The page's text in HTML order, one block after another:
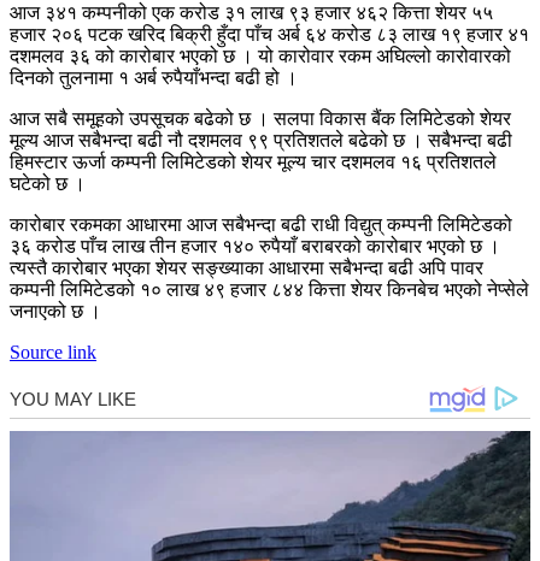
आज ३४१ कम्पनीको एक करोड ३१ लाख ९३ हजार ४६२ कित्ता शेयर ५५
हजार २०६ पटक खरिद बिक्री हुँदा पाँच अर्ब ६४ करोड ८३ लाख १९ हजार ४१
दशमलव ३६ को कारोबार भएको छ । यो कारोवार रकम अघिल्लो कारोवारको
दिनको तुलनामा १ अर्ब रुपैयाँभन्दा बढी हो ।
आज सबै समूहको उपसूचक बढेको छ । सलपा विकास बैंक लिमिटेडको शेयर
मूल्य आज सबैभन्दा बढी नौ दशमलव ९९ प्रतिशतले बढेको छ । सबैभन्दा बढी
हिमस्टार ऊर्जा कम्पनी लिमिटेडको शेयर मूल्य चार दशमलव १६ प्रतिशतले
घटेको छ ।
कारोबार रकमका आधारमा आज सबैभन्दा बढी राधी विद्युत् कम्पनी लिमिटेडको
३६ करोड पाँच लाख तीन हजार १४० रुपैयाँ बराबरको कारोबार भएको छ ।
त्यस्तै कारोबार भएका शेयर सङ्ख्याका आधारमा सबैभन्दा बढी अपि पावर
कम्पनी लिमिटेडको १० लाख ४९ हजार ८४४ कित्ता शेयर किनबेच भएको नेप्सेले
जनाएको छ ।
Source link